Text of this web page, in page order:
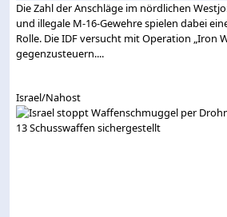
Die Zahl der Anschläge im nördlichen
und illegale M-16-Gewehre spielen dabei
Rolle. Die IDF versucht mit Operation „Iron
gegenzusteuern....
Israel/Nahost